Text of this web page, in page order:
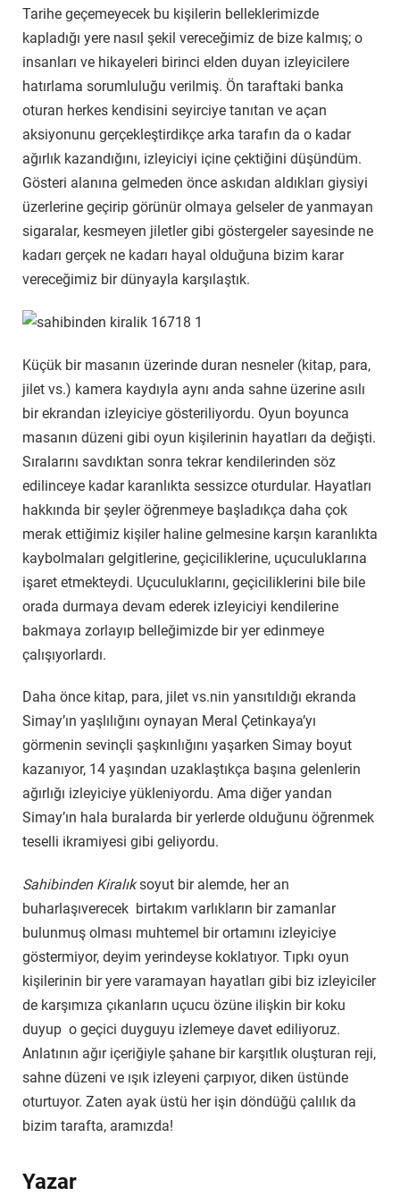
Tarihe geçemeyecek bu kişilerin belleklerimizde
kapladığı yere nasıl şekil vereceğimiz de bize kalmış; o
insanları ve hikayeleri birinci elden duyan izleyicilere
hatırlama sorumluluğu verilmiş. Ön taraftaki banka
oturan herkes kendisini seyirciye tanıtan ve açan
aksiyonunu gerçekleştirdikçe arka tarafın da o kadar
ağırlık kazandığını, izleyiciyi içine çektiğini düşündüm.
Gösteri alanına gelmeden önce askıdan aldıkları giysiyi
üzerlerine geçirip görünür olmaya gelseler de yanmayan
sigaralar, kesmeyen jiletler gibi göstergeler sayesinde ne
kadarı gerçek ne kadarı hayal olduğuna bizim karar
vereceğimiz bir dünyayla karşılaştık.
Küçük bir masanın üzerinde duran nesneler (kitap, para,
jilet vs.) kamera kaydıyla aynı anda sahne üzerine asılı
bir ekrandan izleyiciye gösteriliyordu. Oyun boyunca
masanın düzeni gibi oyun kişilerinin hayatları da değişti.
Sıralarını savdıktan sonra tekrar kendilerinden söz
edilinceye kadar karanlıkta sessizce oturdular. Hayatları
hakkında bir şeyler öğrenmeye başladıkça daha çok
merak ettiğimiz kişiler haline gelmesine karşın karanlıkta
kaybolmaları gelgitlerine, geçiciliklerine, uçuculuklarına
işaret etmekteydi. Uçuculuklarını, geçiciliklerini bile bile
orada durmaya devam ederek izleyiciyi kendilerine
bakmaya zorlayıp belleğimizde bir yer edinmeye
çalışıyorlardı.
Daha önce kitap, para, jilet vs.nin yansıtıldığı ekranda
Simay’ın yaşlılığını oynayan Meral Çetinkaya’yı
görmenin sevinçli şaşkınlığını yaşarken Simay boyut
kazanıyor, 14 yaşından uzaklaştıkça başına gelenlerin
ağırlığı izleyiciye yükleniyordu. Ama diğer yandan
Simay’ın hala buralarda bir yerlerde olduğunu öğrenmek
teselli ikramiyesi gibi geliyordu.
Sahibinden Kiralıksoyut bir alemde, her an
buharlaşıverecek birtakım varlıkların bir zamanlar
bulunmuş olması muhtemel bir ortamını izleyiciye
göstermiyor, deyim yerindeyse koklatıyor. Tıpkı oyun
kişilerinin bir yere varamayan hayatları gibi biz izleyiciler
de karşımıza çıkanların uçucu özüne ilişkin bir koku
duyup o geçici duyguyu izlemeye davet ediliyoruz.
Anlatının ağır içeriğiyle şahane bir karşıtlık oluşturan reji,
sahne düzeni ve ışık izleyeni çarpıyor, diken üstünde
oturtuyor. Zaten ayak üstü her işin döndüğü çalılık da
bizim tarafta, aramızda!
Yazar